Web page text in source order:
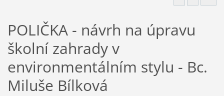
POLIČKA - návrh na úpravu
školní zahrady v
environmentálním stylu - Bc.
Miluše Bílková